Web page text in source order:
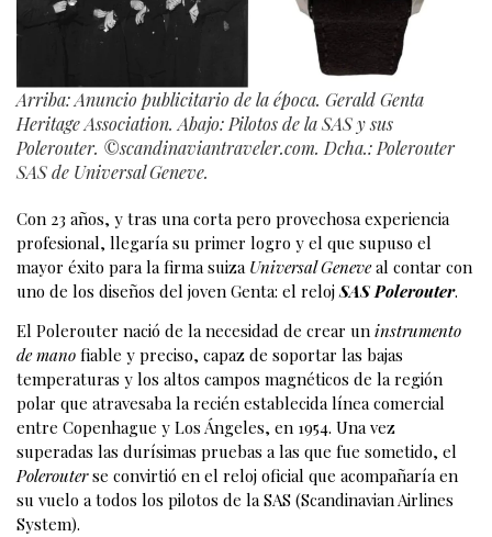
Arriba: Anuncio publicitario de la época. Gerald Genta
Heritage Association. Abajo: Pilotos de la SAS y sus
Polerouter. ©scandinaviantraveler.com. Dcha.: Polerouter
SAS de Universal Geneve.
Con 23 años, y tras una corta pero provechosa experiencia
profesional, llegaría su primer logro y el que supuso el
mayor éxito para la firma suiza Universal Geneveal contar con
uno de los diseños del joven Genta: el relojSASPolerouter.
El Polerouter nació de la necesidad de crear un instrumento
de mano fiable y preciso, capaz de soportar las bajas
temperaturas y los altos campos magnéticos de la región
polar que atravesaba la recién establecida línea comercial
entre Copenhague y Los Ángeles, en 1954. Una vez
superadas las durísimas pruebas a las que fue sometido, el
Polerouterse convirtió en el reloj oficial que acompañaría en
su vuelo a todos los pilotos de la SAS (Scandinavian Airlines
System).